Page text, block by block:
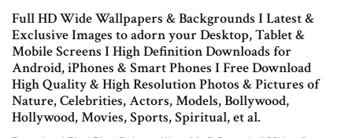
Full HD Wide Wallpapers & Backgrounds I Latest &
Exclusive Images to adorn your Desktop, Tablet &
Mobile Screens I High Definition Downloads for
Android, iPhones & Smart Phones I Free Download
High Quality & High Resolution Photos & Pictures of
Nature, Celebrities, Actors, Models, Bollywood,
Hollywood, Movies, Sports, Spiritual, et al.